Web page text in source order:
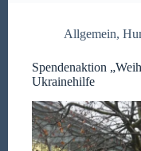
Allgemein,
Spendenaktion
Ukrainehilfe